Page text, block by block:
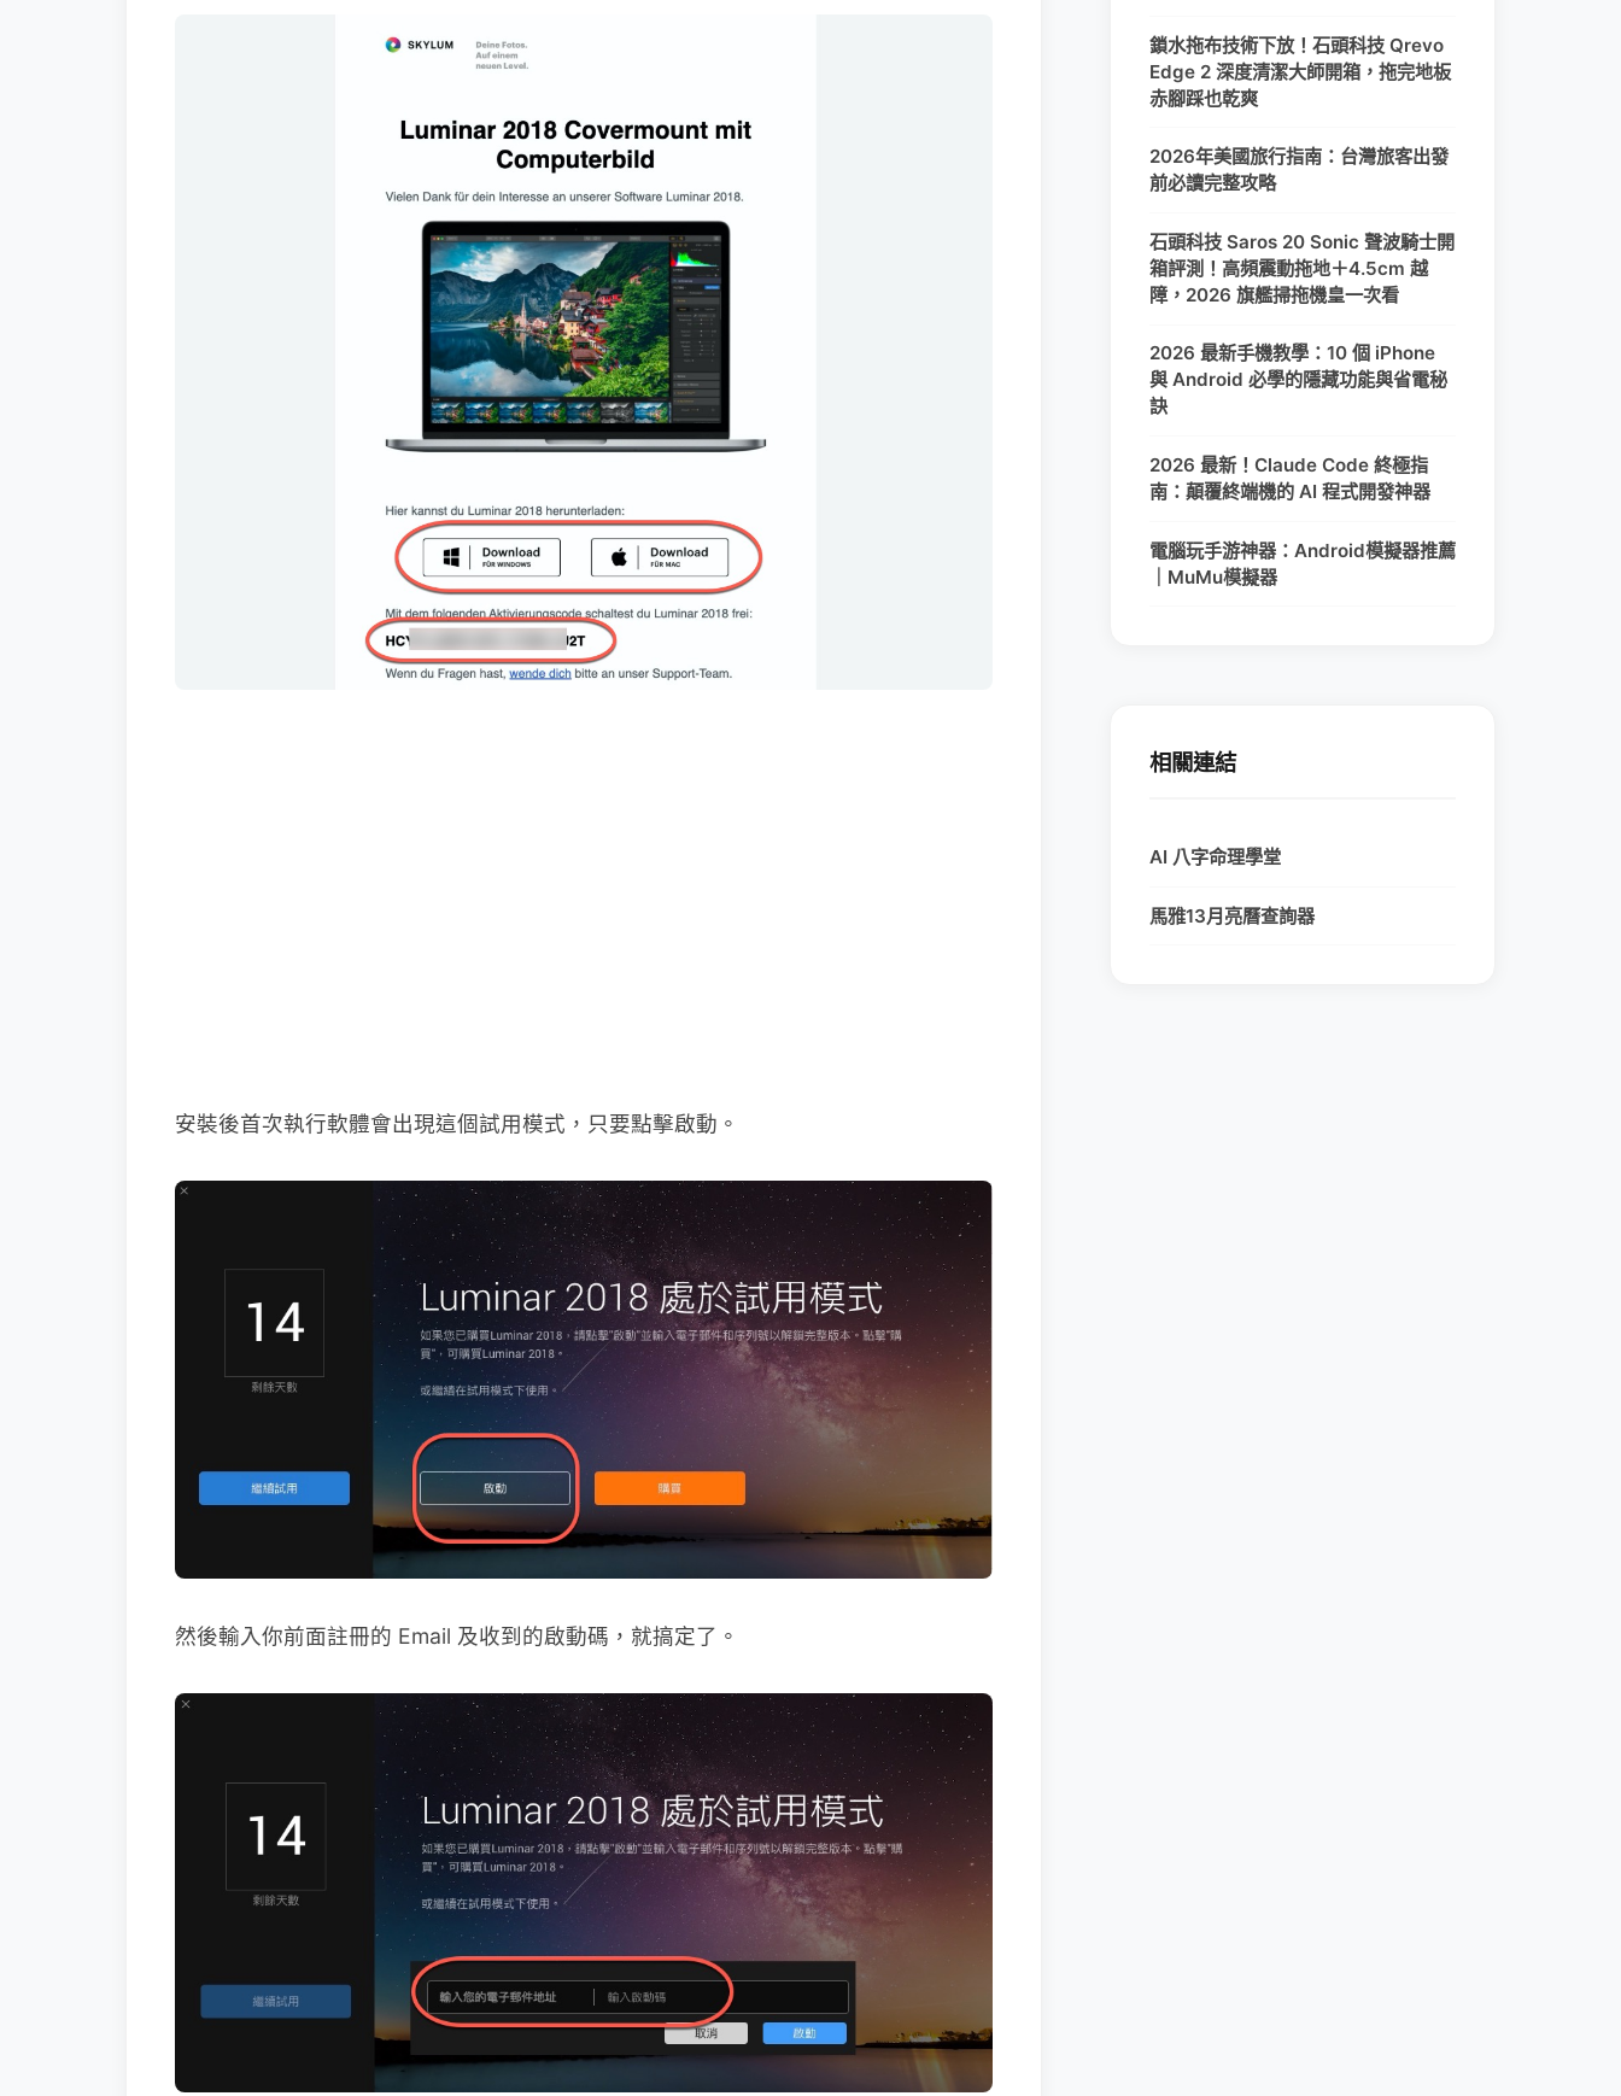
安裝後首次執行軟體會出現這個試用模式，只要點擊啟動。
然後輸入你前面註冊的 Email 及收到的啟動碼，就搞定了。
鎖水拖布技術下放！石頭科技 Qrevo
Edge 2 深度清潔大師開箱，拖完地板
赤腳踩也乾爽
2026年美國旅行指南：台灣旅客出發
前必讀完整攻略
石頭科技 Saros 20 Sonic 聲波騎士開
箱評測！高頻震動拖地＋4.5cm 越
障，2026 旗艦掃拖機皇一次看
2026 最新手機教學：10 個 iPhone
與 Android 必學的隱藏功能與省電秘
訣
2026 最新！Claude Code 終極指
南：顛覆終端機的 AI 程式開發神器
電腦玩手游神器：Android模擬器推薦
｜MuMu模擬器
相關連結
AI 八字命理學堂
馬雅13月亮曆查詢器